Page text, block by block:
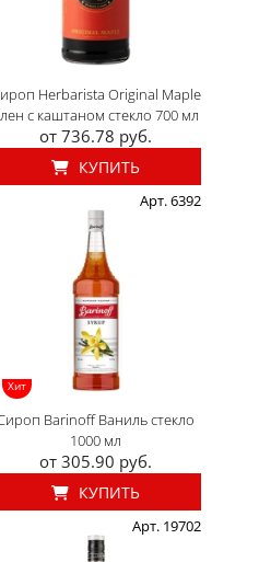
Herbarista Original Maple
с каштаном стекло 700 мл
от 736.78 руб.
КУПИТЬ
Хит
Арт. 6392
Barinoff Ваниль стекло
1000 мл
от 305.90 руб.
КУПИТЬ
Арт. 19702